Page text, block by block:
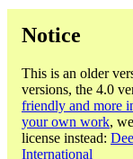
Notice
This is an older
versions, the 4.0
friendly and more
your own work,
license instead:
International